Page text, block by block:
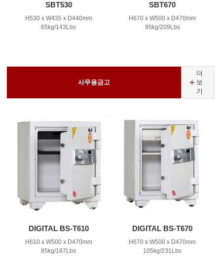
SBT530
H530 x W435 x D440mm
65kg/143Lbs
SBT670
H670 x W500 x D470mm
95kg/209Lbs
사무용금고
더
보
기
DIGITAL BS-T610
H610 x W500 x D470mm
85kg/187Lbs
DIGITAL BS-T670
H670 x W500 x D470mm
105kg/231Lbs